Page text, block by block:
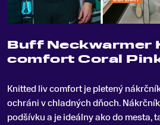
Buff Neckwarmer
comfort Coral
Knitted liv comfort je pletený
ochráni v chladných dňoch.
podšívku a je ideálny ako do mesta,